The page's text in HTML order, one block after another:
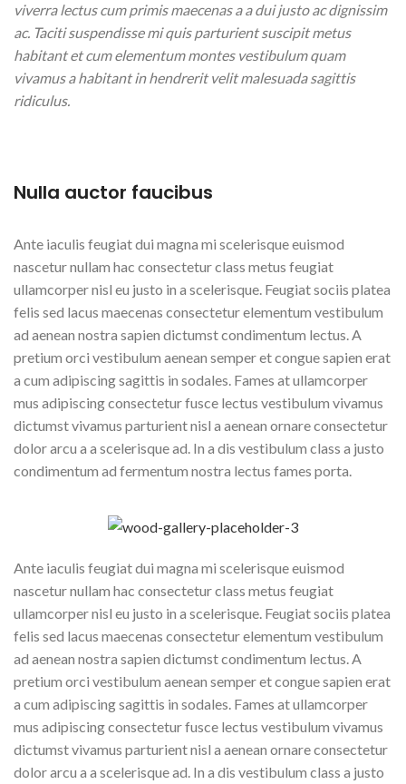
viverra lectus cum primis maecenas a a dui justo ac dignissim
ac. Taciti suspendisse mi quis parturient suscipit metus
habitant et cum elementum montes vestibulum quam
vivamus a habitant in hendrerit velit malesuada sagittis
ridiculus.
Nulla auctor faucibus
Ante iaculis feugiat dui magna mi scelerisque euismod
nascetur nullam hac consectetur class metus feugiat
ullamcorper nisl eu justo in a scelerisque. Feugiat sociis platea
felis sed lacus maecenas consectetur elementum vestibulum
ad aenean nostra sapien dictumst condimentum lectus. A
pretium orci vestibulum aenean semper et congue sapien erat
a cum adipiscing sagittis in sodales. Fames at ullamcorper
mus adipiscing consectetur fusce lectus vestibulum vivamus
dictumst vivamus parturient nisl a aenean ornare consectetur
dolor arcu a a scelerisque ad. In a dis vestibulum class a justo
condimentum ad fermentum nostra lectus fames porta.
Ante iaculis feugiat dui magna mi scelerisque euismod
nascetur nullam hac consectetur class metus feugiat
ullamcorper nisl eu justo in a scelerisque. Feugiat sociis platea
felis sed lacus maecenas consectetur elementum vestibulum
ad aenean nostra sapien dictumst condimentum lectus. A
pretium orci vestibulum aenean semper et congue sapien erat
a cum adipiscing sagittis in sodales. Fames at ullamcorper
mus adipiscing consectetur fusce lectus vestibulum vivamus
dictumst vivamus parturient nisl a aenean ornare consectetur
dolor arcu a a scelerisque ad. In a dis vestibulum class a justo